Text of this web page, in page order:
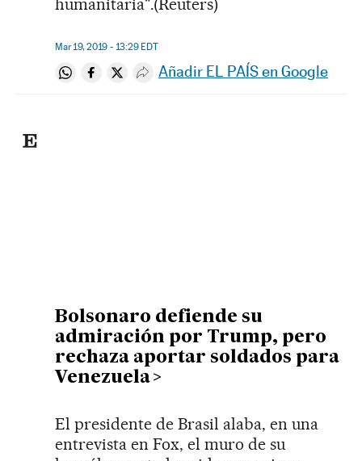
humanitaria".(Reuters)
Mar 19, 2019 - 13:29 EDT
Compartir en Whatsapp
Compartir en Facebook
Compartir en Twitter
Desplegar Redes Sociales
Añadir EL PAÍS en Google
Bolsonaro defiende su
admiración por Trump, pero
rechaza aportar soldados para
Venezuela
El presidente de Brasil alaba, en una
entrevista en Fox, el muro de su